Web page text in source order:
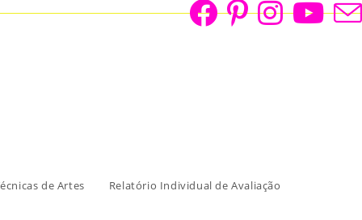
de Artes Relatório Individual de Avaliação